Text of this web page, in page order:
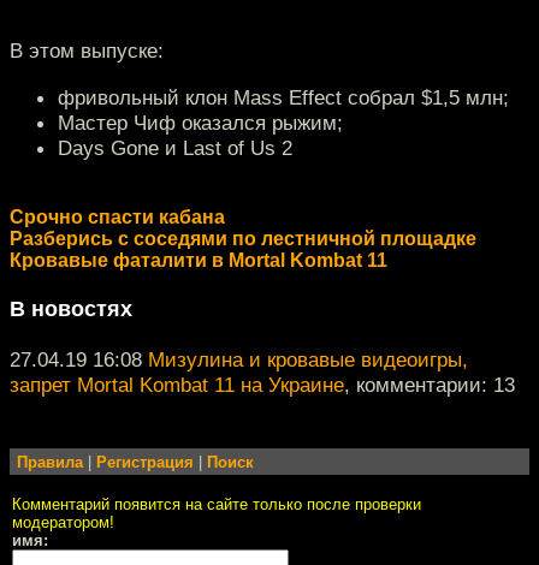
В этом выпуске:
фривольный клон Mass Effect собрал $1,5 млн;
Мастер Чиф оказался рыжим;
Days Gone и Last of Us 2
Срочно спасти кабана
Разберись с соседями по лестничной площадке
Кровавые фаталити в Mortal Kombat 11
В новостях
27.04.19 16:08 Мизулина и кровавые видеоигры,
запрет Mortal Kombat 11 на Украине, комментарии: 13
Правила| Регистрация Поиск
Комментарий появится на сайте только после проверки
модератором!
имя: